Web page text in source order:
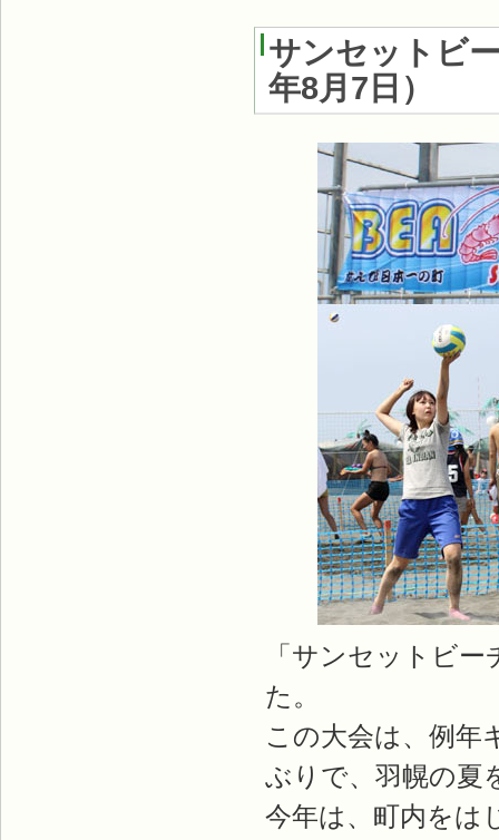
サンセットビ
年8月7日 ）
「サンセットビ
た。
この大会は、例年
ぶりで、羽幌の夏
今年は、町内をは